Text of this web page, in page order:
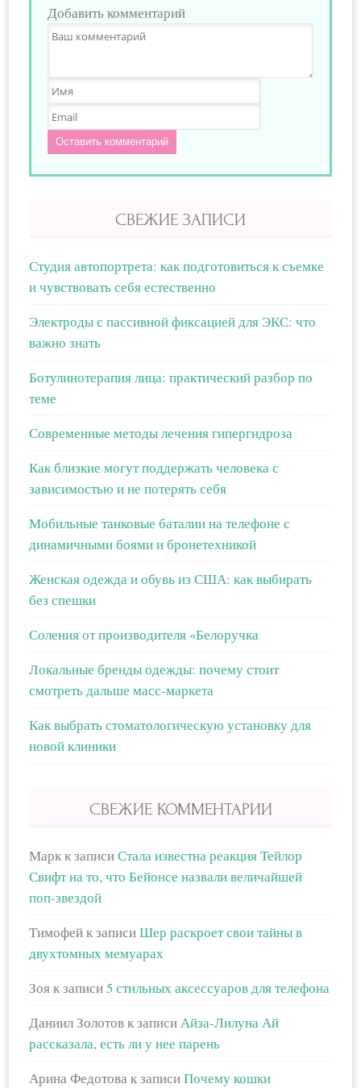
Добавить комментарий
Оставить комментарий
СВЕЖИЕ ЗАПИСИ
Студия автопортрета: как подготовиться к съемке
и чувствовать себя естественно
Электроды с пассивной фиксацией для ЭКС: что
важно знать
Ботулинотерапия лица: практический разбор по
теме
Современные методы лечения гипергидроза
Как близкие могут поддержать человека с
зависимостью и не потерять себя
Мобильные танковые баталии на телефоне с
динамичными боями и бронетехникой
Женская одежда и обувь из США: как выбирать
без спешки
Соления от производителя «Белоручка
Локальные бренды одежды: почему стоит
смотреть дальше масс-маркета
Как выбрать стоматологическую установку для
новой клиники
СВЕЖИЕ КОММЕНТАРИИ
Маркк записиСтала известна реакция Тейлор
Свифт на то, что Бейонсе назвали величайшей
поп-звездой
Тимофейк записиШер раскроет свои тайны в
двухтомных мемуарах
Зояк записи5 стильных аксессуаров для телефона
Даниил Золотовк записиАйза-Лилуна Ай
рассказала, есть ли у нее парень
Арина Федотова к записиПочему кошки